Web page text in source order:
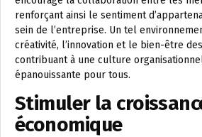
renforçant ainsi le sentiment
sein de l’entreprise. Un tel
créativité, l’innovation et le bien-être
contribuant à une culture
épanouissante pour tous.
Stimuler la
économique